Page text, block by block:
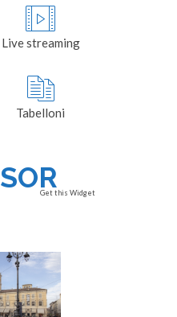
Live streaming
Tabelloni
Get this Widget